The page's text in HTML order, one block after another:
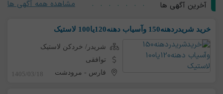
آخرین آگهی ها مشاهده همه آگهی ها
خرید شریدردهنه150 وآسیاب دهنه120یا100 لاستیک
شریدر/ خردکن لاستیک
توافقی
فارس - مرودشت 1405/03/18